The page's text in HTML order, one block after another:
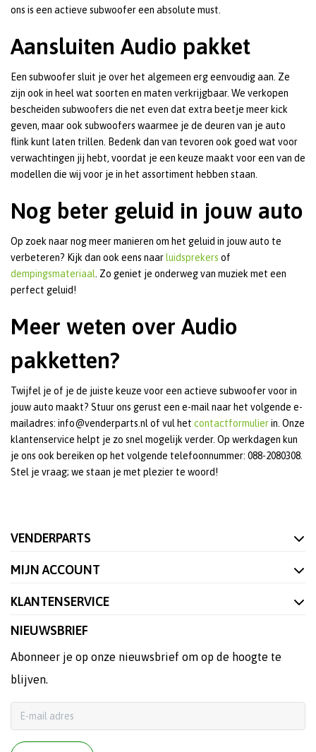
ons is een actieve subwoofer een absolute must.
Aansluiten Audio pakket
Een subwoofer sluit je over het algemeen erg eenvoudig aan. Ze
zijn ook in heel wat soorten en maten verkrijgbaar. We verkopen
bescheiden subwoofers die net even dat extra beetje meer kick
geven, maar ook subwoofers waarmee je de deuren van je auto
flink kunt laten trillen. Bedenk dan van tevoren ook goed wat voor
verwachtingen jij hebt, voordat je een keuze maakt voor een van de
modellen die wij voor je in het assortiment hebben staan.
Nog beter geluid in jouw auto
Op zoek naar nog meer manieren om het geluid in jouw auto te
verbeteren? Kijk dan ook eens naar luidsprekers of
dempingsmateriaal . Zo geniet je onderweg van muziek met een
perfect geluid!
Meer weten over Audio
pakketten?
Twijfel je of je de juiste keuze voor een actieve subwoofer voor in
jouw auto maakt? Stuur ons gerust een e-mail naar het volgende e-
mailadres: info@venderparts.nl of vul het contactformulierin. Onze
klantenservice helpt je zo snel mogelijk verder. Op werkdagen kun
je ons ook bereiken op het volgende telefoonnummer: 088-2080308.
Stel je vraag; we staan je met plezier te woord!
VENDERPARTS
MIJN ACCOUNT
KLANTENSERVICE
NIEUWSBRIEF
Abonneer je op onze nieuwsbrief om op de hoogte te
blijven.